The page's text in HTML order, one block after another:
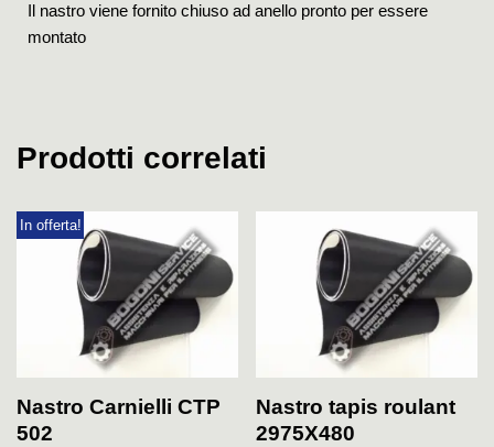
Il nastro viene fornito chiuso ad anello pronto per essere
montato
Prodotti correlati
In offerta!
Nastro Carnielli CTP
502
Nastro tapis roulant
2975X480